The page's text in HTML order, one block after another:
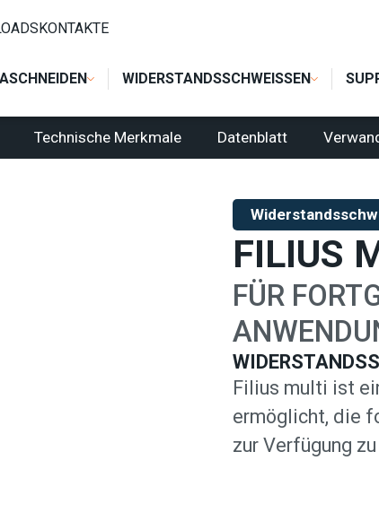
WIDERSTANDSSCHWEISSEN
KONTAKTE
Technische Merkmale Datenblatt
FILIUS
FÜR
Filius multi ist
ermöglicht, die
zur Verfügung